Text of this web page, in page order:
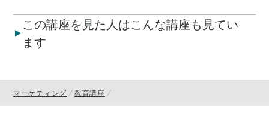
この講座を見た人はこんな講座も見てい
ます
マーケティング 教育講座